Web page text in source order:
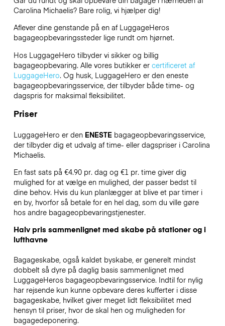
Carolina Michaelis? Bare rolig, vi hjælper dig!
Aflever dine genstande på en af LuggageHeros
bagageopbevaringssteder lige rundt om hjørnet.
Hos LuggageHero tilbyder vi sikker og billig
bagageopbevaring. Alle vores butikker er certificeret af
LuggageHero. Og husk, LuggageHero er den eneste
bagageopbevaringsservice, der tilbyder både time- og
dagspris for maksimal fleksibilitet.
Priser
LuggageHero er den ENESTEbagageopbevaringsservice,
der tilbyder dig et udvalg af time- eller dagspriser i Carolina
Michaelis.
En fast sats på €4.90 pr. dag og €1 pr. time giver dig
mulighed for at vælge en mulighed, der passer bedst til
dine behov. Hvis du kun planlægger at blive et par timer i
en by, hvorfor så betale for en hel dag, som du ville gøre
hos andre bagageopbevaringstjenester.
Halv pris sammenlignet med skabe på stationer og i
lufthavne
Bagageskabe, også kaldet byskabe, er generelt mindst
dobbelt så dyre på daglig basis sammenlignet med
LuggageHeros bagageopbevaringsservice. Indtil for nylig
har rejsende kun kunne opbevare deres kufferter i disse
bagageskabe, hvilket giver meget lidt fleksibilitet med
hensyn til priser, hvor de skal hen og muligheden for
bagagedeponering.